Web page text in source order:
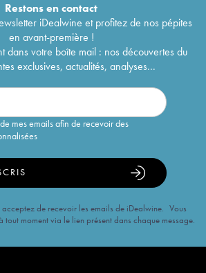
Restons encontact
iDealwine et profitez de nos pépites
en avant-première !
dans votre boîte mail : nos découvertes du
exclusives, actualités, analyses...
mes emails afin de recevoir des
acceptez de recevoir les emails de iDealwine. Vous
tout moment via le lien présent dans chaque message.